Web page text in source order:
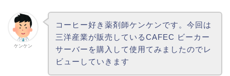
ケンケン
コーヒー好き薬剤師ケンケンです。今回は
三洋産業が販売しているCAFEC ビーカー
サーバーを購入して使用てみましたのでレ
ビューしていきます